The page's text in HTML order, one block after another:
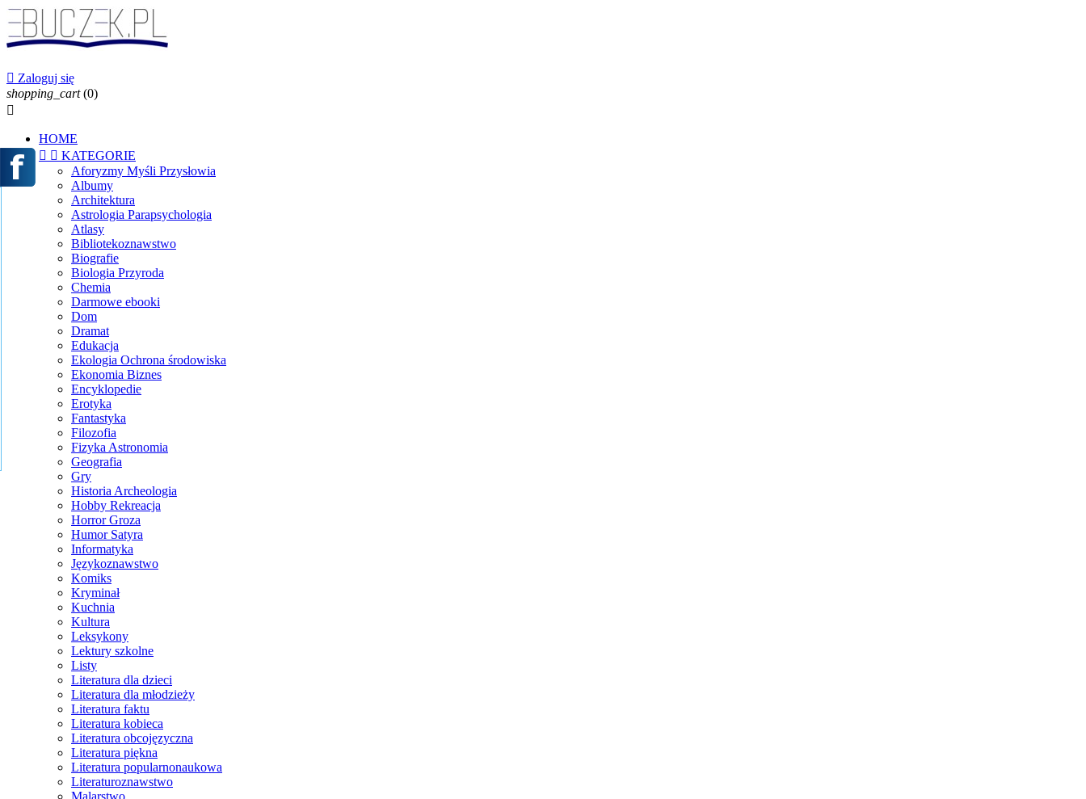
 Zaloguj się
shopping_cart (0)

HOME
  KATEGORIE
Aforyzmy Myśli Przysłowia
Albumy
Architektura
Astrologia Parapsychologia
Atlasy
Bibliotekoznawstwo
Biografie
Biologia Przyroda
Chemia
Darmowe ebooki
Dom
Dramat
Edukacja
Ekologia Ochrona środowiska
Ekonomia Biznes
Encyklopedie
Erotyka
Fantastyka
Filozofia
Fizyka Astronomia
Geografia
Gry
Historia Archeologia
Hobby Rekreacja
Horror Groza
Humor Satyra
Informatyka
Językoznawstwo
Komiks
Kryminał
Kuchnia
Kultura
Leksykony
Lektury szkolne
Listy
Literatura dla dzieci
Literatura dla młodzieży
Literatura faktu
Literatura kobieca
Literatura obcojęzyczna
Literatura piękna
Literatura popularnonaukowa
Literaturoznawstwo
Malarstwo